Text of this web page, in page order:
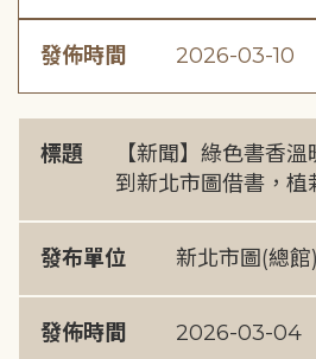
發佈時間 2026-03-10
標題
【新聞】綠色書香
到新北市圖借書，植
發布單位 新北市圖(總館)
發佈時間 2026-03-04